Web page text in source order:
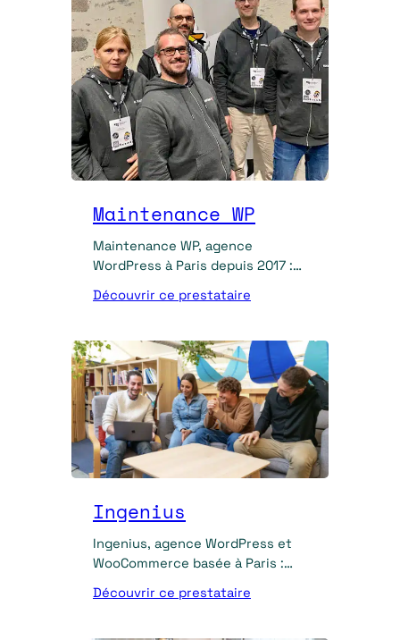
Maintenance WP
Maintenance WP, agence
WordPress à Paris depuis 2017 :
support 7j/7, audit et SEO.
Découvrir ce prestataire
Ingenius
Ingenius, agence WordPress et
WooCommerce basée à Paris :
commerce, SEO et maintenance.
Découvrir ce prestataire